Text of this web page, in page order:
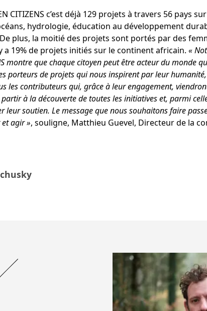
CITIZENS c’est déjà 129 projets à travers 56 pays
, hydrologie, éducation au développement
plus, la moitié des projets sont portés par des
a 19% de projets initiés sur le continent africain. «
montre que chaque citoyen peut être acteur du monde
porteurs de projets qui nous inspirent par leur
les contributeurs qui, grâce à leur engagement,
à la découverte de toutes les initiatives et, parmi
leur soutien. Le message que nous souhaitons faire
agir », souligne, Matthieu Guevel, Directeur de la